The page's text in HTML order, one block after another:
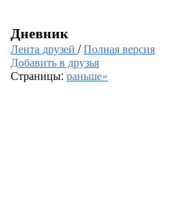
Дневник
Лента друзей /Полная версия
Добавить в друзья
Страницы: раньше»